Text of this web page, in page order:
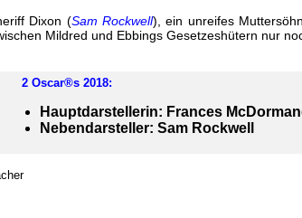
Dixon (Sam Rockwell), ein unreifes
Mildred und Ebbings Gesetzeshütern nur
2 Oscar®s 2018:
Hauptdarstellerin: Frances
Nebendarsteller: Sam Rockwell